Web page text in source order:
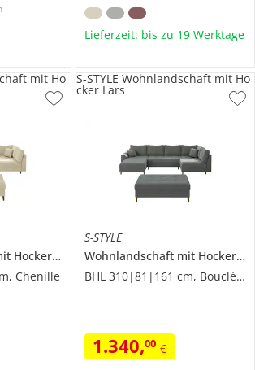
Lieferzeit: bis zu 19 Werktage
Wohnlandschaft mit HockerTrygve
Chenille
mit Ho
S-STYLE
Wohnlandschaft mit Hocker
BHL 310|81|161 cm, Boucléstoff
1.340,00 €
S-STYLE Wohnlandschaft mit Ho
cker Lars